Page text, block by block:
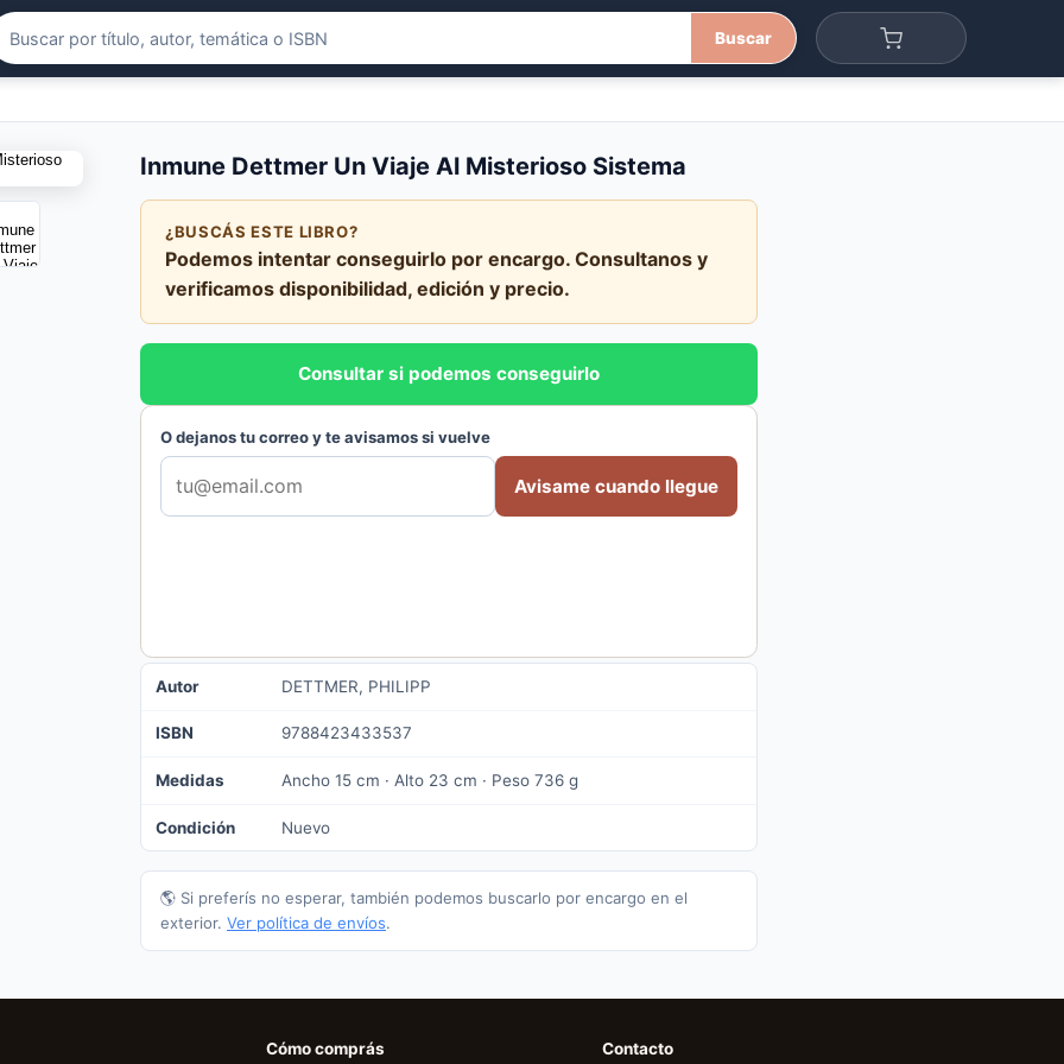
Buscar
Inmune Dettmer Un Viaje Al Misterioso Sistema
¿BUSCÁS ESTE LIBRO?
Podemos intentar conseguirlo por encargo. Consultanos y
verificamos disponibilidad, edición y precio.
Consultar si podemos conseguirlo
O dejanos tu correo y te avisamos si vuelve
Avisame cuando llegue
Autor DETTMER, PHILIPP
ISBN 9788423433537
Medidas Ancho 15 cm · Alto 23 cm · Peso 736 g
Condición Nuevo
🌎 Si preferís no esperar, también podemos buscarlo por encargo en el
exterior. Ver política de envíos.
Cómo comprás Contacto